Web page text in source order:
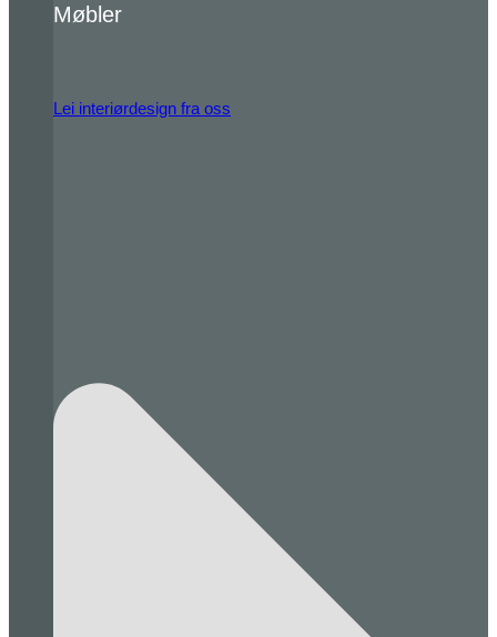
Møbler
Lei interiørdesign fra oss